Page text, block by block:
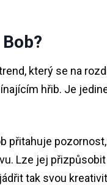
který se na
hřib. Je
přitahuje
Lze jej
tak svou